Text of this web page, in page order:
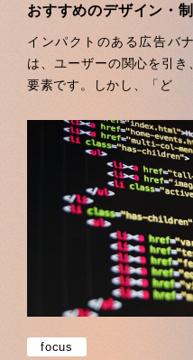
おすすめのデザイン・
インパクトのある広告バ
は、ユーザーの関心を引
要素です。しかし、「ど
focus